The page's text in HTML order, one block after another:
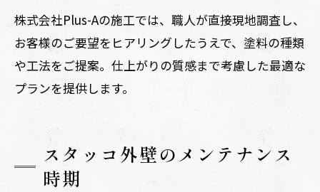
株式会社Plus-Aの施工では、職人が直接現地調査し、
お客様のご要望をヒアリングしたうえで、塗料の種類
や工法をご提案。仕上がりの質感まで考慮した最適な
プランを提供します。
スタッコ外壁のメンテナンス
時期